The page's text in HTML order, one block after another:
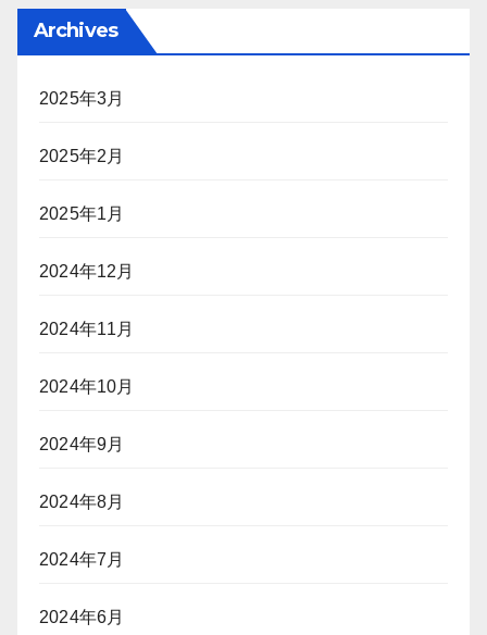
Archives
2025年3月
2025年2月
2025年1月
2024年12月
2024年11月
2024年10月
2024年9月
2024年8月
2024年7月
2024年6月